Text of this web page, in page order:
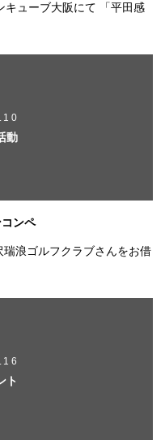
ューブ大阪にて 「平田感
動
ンペ
浪ゴルフクラブさんをお借
ト